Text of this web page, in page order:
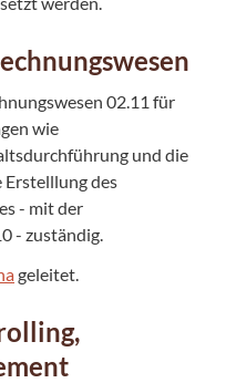
02.11 für
wie
und die
des
- mit der
- zuständig.
geleitet.